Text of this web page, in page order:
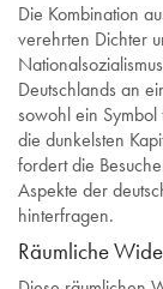
Die Kombination
verehrten Dichter
Deutschlands an
sowohl ein
die dunkelsten
fordert die
Aspekte der
hinterfragen.
Räumliche